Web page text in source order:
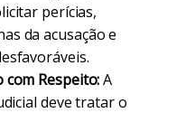
perícias,
da acusação e
Respeito:A
deve tratar o